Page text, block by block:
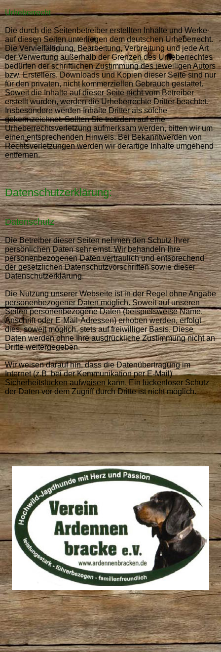
Urheberrecht
Die durch die Seitenbetreiber erstellten Inhalte und Werke
auf diesen Seiten unterliegen dem deutschen Urheberrecht.
Die Vervielfältigung, Bearbeitung, Verbreitung und jede Art
der Verwertung außerhalb der Grenzen des Urheberrechtes
bedürfen der schriftlichen Zustimmung des jeweiligen Autors
bzw. Erstellers. Downloads und Kopien dieser Seite sind nur
für den privaten, nicht kommerziellen Gebrauch gestattet.
Soweit die Inhalte auf dieser Seite nicht vom Betreiber
erstellt wurden, werden die Urheberrechte Dritter beachtet.
Insbesondere werden Inhalte Dritter als solche
gekennzeichnet. Sollten Sie trotzdem auf eine
Urheberrechtsverletzung aufmerksam werden, bitten wir um
einen entsprechenden Hinweis. Bei Bekanntwerden von
Rechtsverletzungen werden wir derartige Inhalte umgehend
entfernen.
Datenschutzerklärung:
Datenschutz
Die Betreiber dieser Seiten nehmen den Schutz Ihrer
persönlichen Daten sehr ernst. Wir behandeln Ihre
personenbezogenen Daten vertraulich und entsprechend
der gesetzlichen Datenschutzvorschriften sowie dieser
Datenschutzerklärung.
Die Nutzung unserer Webseite ist in der Regel ohne Angabe
personenbezogener Daten möglich. Soweit auf unseren
Seiten personenbezogene Daten (beispielsweise Name,
Anschrift oder E-Mail-Adressen) erhoben werden, erfolgt
dies, soweit möglich, stets auf freiwilliger Basis. Diese
Daten werden ohne Ihre ausdrückliche Zustimmung nicht an
Dritte weitergegeben.
Wir weisen darauf hin, dass die Datenübertragung im
Internet (z.B. bei der Kommunikation per E-Mail)
Sicherheitslücken aufweisen kann. Ein lückenloser Schutz
der Daten vor dem Zugriff durch Dritte ist nicht möglich.